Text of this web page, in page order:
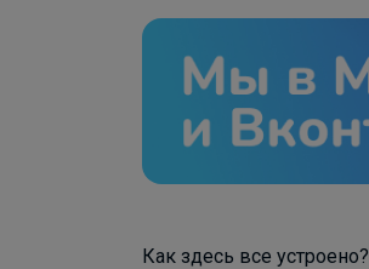
Как здесь все устроено?